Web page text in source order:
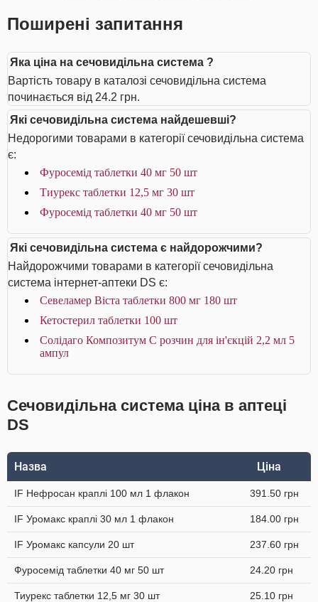
Поширені запитання
Яка ціна на сечовидільна система ?
Вартість товару в каталозі сечовидільна система
починається від 24.2 грн.
Які сечовидільна система найдешевші?
Недорогими товарами в категорії сечовидільна система
є:
Фуросемід таблетки 40 мг 50 шт
Тиурекс таблетки 12,5 мг 30 шт
Фуросемід таблетки 40 мг 50 шт
Які сечовидільна система є найдорожчими?
Найдорожчими товарами в категорії сечовидільна
система інтернет-аптеки DS є:
Севеламер Віста таблетки 800 мг 180 шт
Кетостерил таблетки 100 шт
Солідаго Композитум С розчин для ін'єкцій 2,2 мл 5
ампул
Сечовидільна система ціна в аптеці
DS
Назва Ціна
IF Нефросан краплі 100 мл 1 флакон 391.50 грн
IF Уромакс краплі 30 мл 1 флакон 184.00 грн
IF Уромакс капсули 20 шт 237.60 грн
Фуросемід таблетки 40 мг 50 шт 24.20 грн
Тиурекс таблетки 12,5 мг 30 шт 25.10 грн